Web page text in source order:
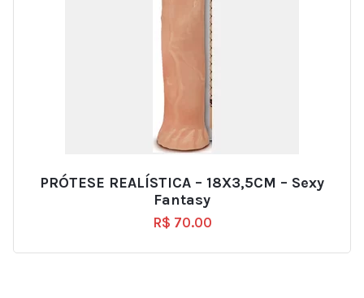
PRÓTESE REALÍSTICA – 18X3,5CM – Sexy
Fantasy
R$ 70.00